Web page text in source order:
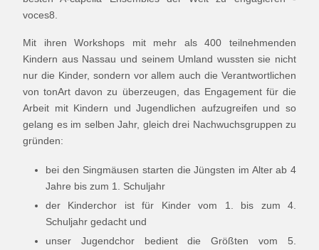
voces8.
Mit ihren Workshops mit mehr als 400 teilnehmenden
Kindern aus Nassau und seinem Umland wussten sie nicht
nur die Kinder, sondern vor allem auch die Verantwortlichen
von tonArt davon zu überzeugen, das Engagement für die
Arbeit mit Kindern und Jugendlichen aufzugreifen und so
gelang es im selben Jahr, gleich drei Nachwuchsgruppen zu
gründen:
bei den Singmäusen starten die Jüngsten im Alter ab 4
Jahre bis zum 1. Schuljahr
der Kinderchor ist für Kinder vom 1. bis zum 4.
Schuljahr gedacht und
unser Jugendchor bedient die Größten vom 5.